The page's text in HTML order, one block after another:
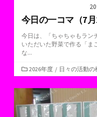
今日の一コマ（7月
今日は、「ちゃちゃもラン
いただいた野菜で作る「ま
な...
カ
テ
ゴ
ー
2026年度 / 日々の活動の